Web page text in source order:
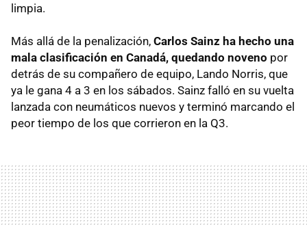
limpia.
Más allá de la penalización, Carlos Sainz ha hecho una
mala clasificación en Canadá, quedando noveno por
detrás de su compañero de equipo, Lando Norris, que
ya le gana 4 a 3 en los sábados. Sainz falló en su vuelta
lanzada con neumáticos nuevos y terminó marcando el
peor tiempo de los que corrieron en la Q3.